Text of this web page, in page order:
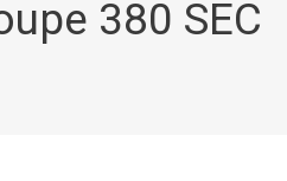
380 SEC